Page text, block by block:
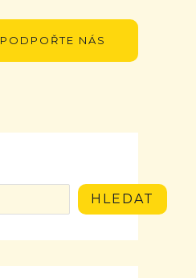
PODPOŘTE NÁS
HLEDAT